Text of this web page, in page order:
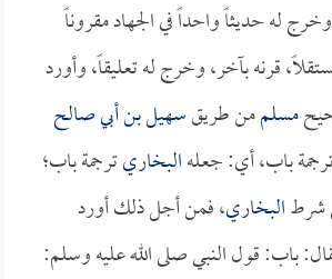
له حديثاً واحداً في الجهاد مقروناً
قرنه بآخر، وخرج له تعليقاً، وأورد
مسلممن طريقسهيل بن أبي صالح
باب، أي: جعلهالبخاريترجمة باب؛
شرطالبخاري، فمن أجل ذلك أورد
باب: قول النبي صلى الله عليه وسلم: